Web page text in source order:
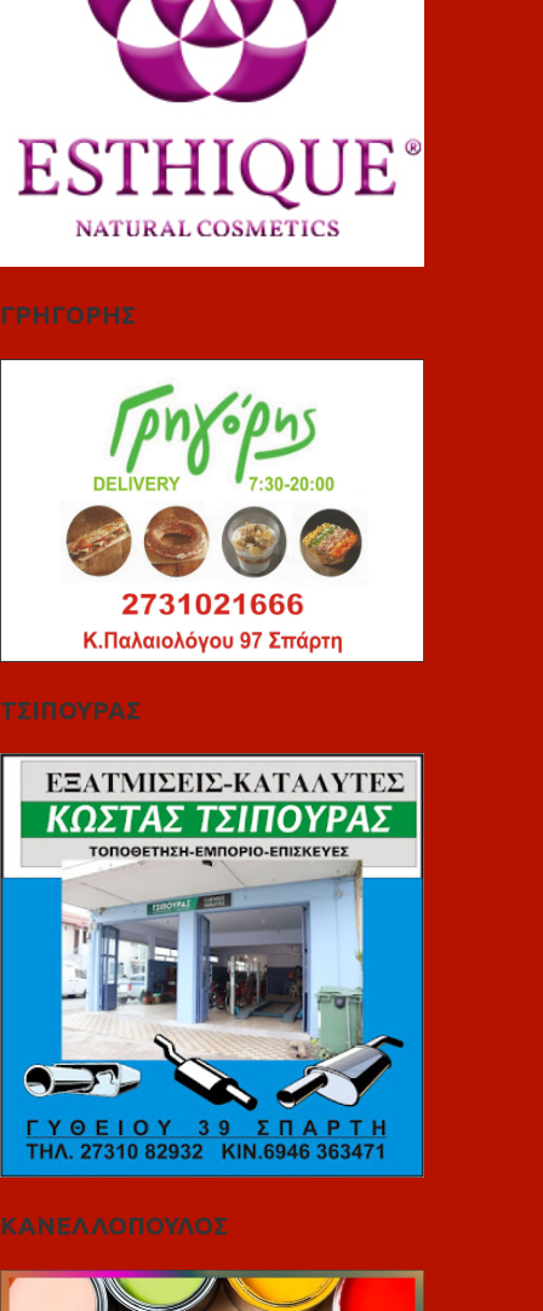
ΓΡΗΓΟΡΗΣ
ΤΣΙΠΟΥΡΑΣ
ΚΑΝΕΛΛΟΠΟΥΛΟΣ